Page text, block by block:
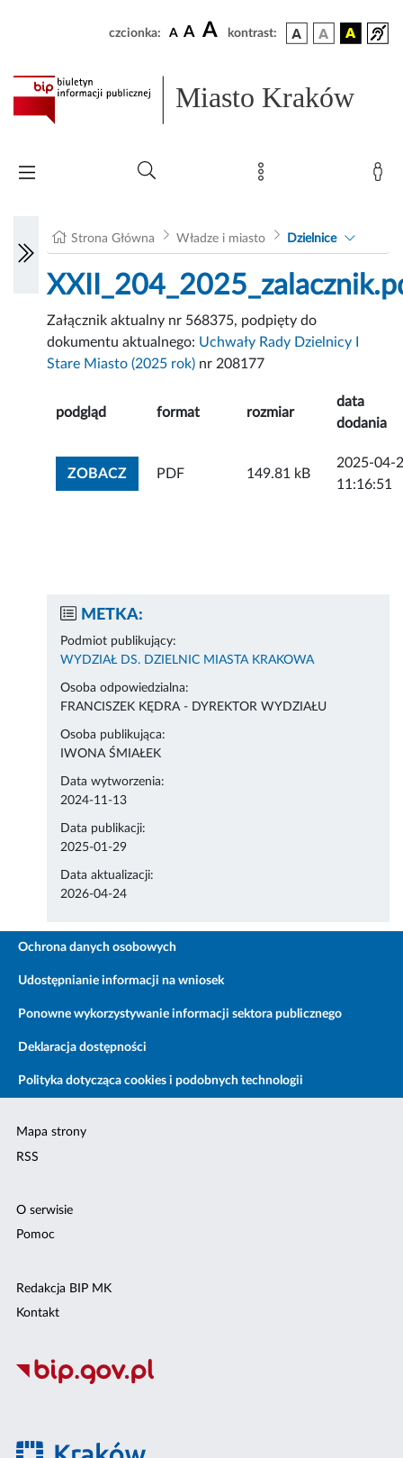
czcionka: A A A kontrast:
Miasto Kraków
Strona Główna Władze i miasto Dzielnice
Załącznik aktualny nr 568375, podpięty do
dokumentu aktualnego: Uchwały Rady Dzielnicy I
Stare Miasto (2025 rok) nr 208177
podgląd format rozmiar
data
dodania
ZOBACZZOBACZ ZAŁĄCZNIK
PDF 149.81 kB
2025-04-
11:16:51
METKA:
Podmiot publikujący:
WYDZIAŁ DS. DZIELNIC MIASTA KRAKOWA
Osoba odpowiedzialna:
FRANCISZEK KĘDRA - DYREKTOR WYDZIAŁU
Osoba publikująca:
IWONA ŚMIAŁEK
Data wytworzenia:
2024-11-13
Data publikacji:
2025-01-29
Data aktualizacji:
2026-04-24
Ochrona danych osobowych
Udostępnianie informacji na wniosek
Ponowne wykorzystywanie informacji sektora publicznego
Deklaracja dostępności
Polityka dotycząca cookies i podobnych technologii
Mapa strony
RSS
O serwisie
Pomoc
Redakcja BIP MK
Kontakt